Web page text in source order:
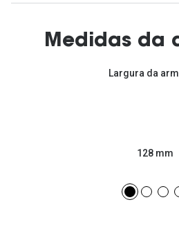
Medidas da
Largura da
128 mm